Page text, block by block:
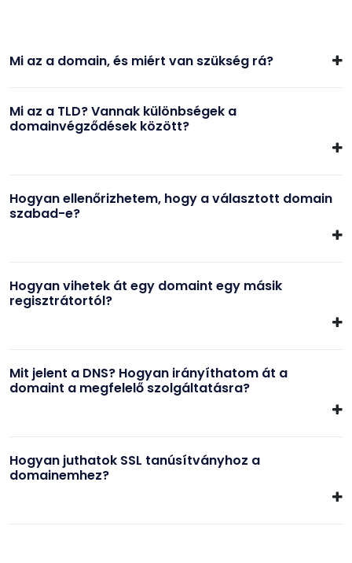
Mi az a domain, és miért van szükség rá?
Mi az a TLD? Vannak különbségek a
domainvégződések között?
Hogyan ellenőrizhetem, hogy a választott domain
szabad-e?
Hogyan vihetek át egy domaint egy másik
regisztrátortól?
Mit jelent a DNS? Hogyan irányíthatom át a
domaint a megfelelő szolgáltatásra?
Hogyan juthatok SSL tanúsítványhoz a
domainemhez?